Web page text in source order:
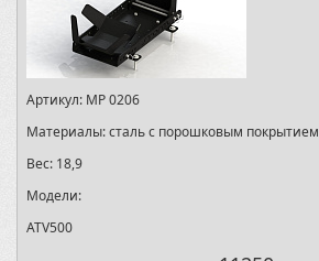
Артикул: MP 0206
Материалы:сталь с порошковым покрытием
Вес: 18,9
Модели:
ATV500